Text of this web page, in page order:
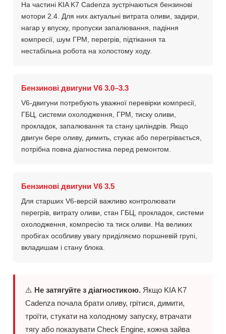
На частині KIA K7 Cadenza зустрічаються бензинові
мотори 2.4. Для них актуальні витрата оливи, задири,
нагар у впуску, пропуски запалювання, падіння
компресії, шум ГРМ, перегрів, підтікання та
нестабільна робота на холостому ходу.
Бензинові двигуни V6 3.0–3.3
V6-двигуни потребують уважної перевірки компресії,
ГБЦ, системи охолодження, ГРМ, тиску оливи,
прокладок, запалювання та стану циліндрів. Якщо
двигун бере оливу, димить, стукає або перегрівається,
потрібна повна діагностика перед ремонтом.
Бензинові двигуни V6 3.5
Для старших V6-версій важливо контролювати
перегрів, витрату оливи, стан ГБЦ, прокладок, системи
охолодження, компресію та тиск оливи. На великих
пробігах особливу увагу приділяємо поршневій групі,
вкладишам і стану блока.
⚠️ Не затягуйте з діагностикою. Якщо KIA K7
Cadenza почала брати оливу, грітися, димити,
троїти, стукати на холодному запуску, втрачати
тягу або показувати Check Engine, кожна зайва